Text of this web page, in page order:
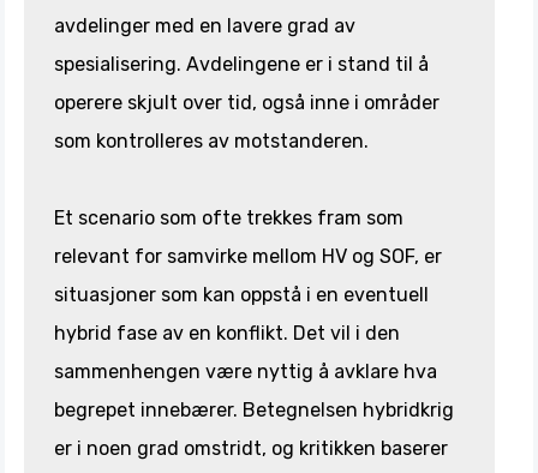
avdelinger med en lavere grad av
spesialisering. Avdelingene er i stand til å
operere skjult over tid, også inne i områder
som kontrolleres av motstanderen.
Et scenario som ofte trekkes fram som
relevant for samvirke mellom HV og SOF, er
situasjoner som kan oppstå i en eventuell
hybrid fase av en konflikt. Det vil i den
sammenhengen være nyttig å avklare hva
begrepet innebærer. Betegnelsen hybridkrig
er i noen grad omstridt, og kritikken baserer